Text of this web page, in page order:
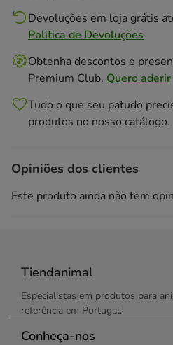
Devoluções em loja grátis
Politica de Devoluções
Obtenha descontos e
Premium Club. Quero aderir
Tudo o que seu patudo
produtos no nosso catálogo.
Opiniões dos clientes
Este produto ainda não tem
Tiendanimal
Especialistas em produtos para
referência em Portugal.
Conheça-nos